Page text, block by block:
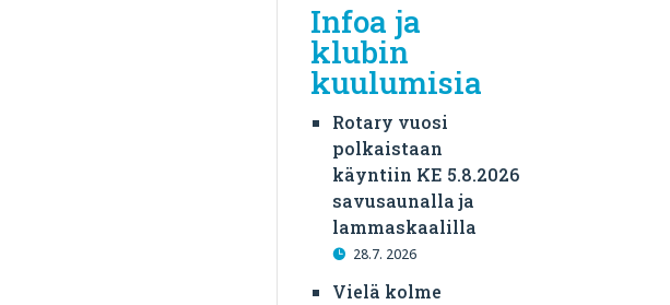
Infoa ja
klubin
kuulumisia
Rotary vuosi
polkaistaan
käyntiin KE 5.8.2026
savusaunalla ja
lammaskaalilla
28.7. 2026
Vielä kolme